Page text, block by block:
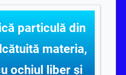
particulă din
materia,
ochiul liber și